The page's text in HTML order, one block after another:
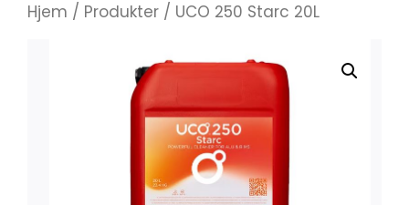
Hjem / Produkter / UCO 250 Starc 20L